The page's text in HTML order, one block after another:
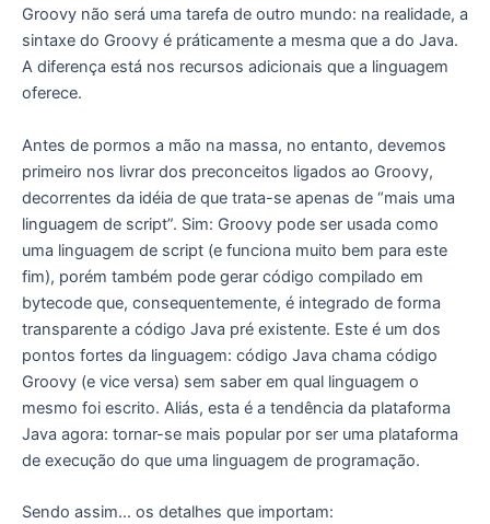
Groovy não será uma tarefa de outro mundo: na realidade, a
sintaxe do Groovy é práticamente a mesma que a do Java.
A diferença está nos recursos adicionais que a linguagem
oferece.
Antes de pormos a mão na massa, no entanto, devemos
primeiro nos livrar dos preconceitos ligados ao Groovy,
decorrentes da idéia de que trata-se apenas de “mais uma
linguagem de script”. Sim: Groovy pode ser usada como
uma linguagem de script (e funciona muito bem para este
fim), porém também pode gerar código compilado em
bytecode que, consequentemente, é integrado de forma
transparente a código Java pré existente. Este é um dos
pontos fortes da linguagem: código Java chama código
Groovy (e vice versa) sem saber em qual linguagem o
mesmo foi escrito. Aliás, esta é a tendência da plataforma
Java agora: tornar-se mais popular por ser uma plataforma
de execução do que uma linguagem de programação.
Sendo assim… os detalhes que importam: